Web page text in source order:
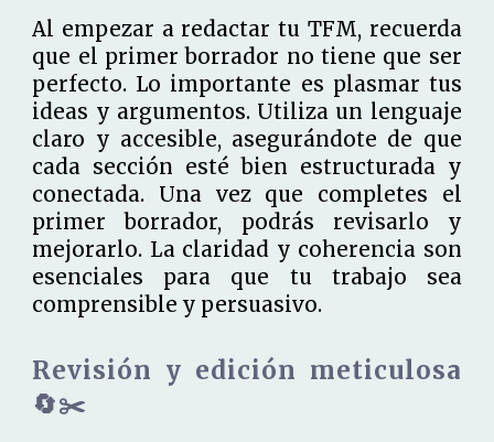
Al empezar a redactar tu TFM, recuerda
que el primer borrador no tiene que ser
perfecto. Lo importante es plasmar tus
ideas y argumentos. Utiliza un lenguaje
claro y accesible, asegurándote de que
cada sección esté bien estructurada y
conectada. Una vez que completes el
primer borrador, podrás revisarlo y
mejorarlo. La claridad y coherencia son
esenciales para que tu trabajo sea
comprensible y persuasivo.
Revisión y edición meticulosa
🔄✂️